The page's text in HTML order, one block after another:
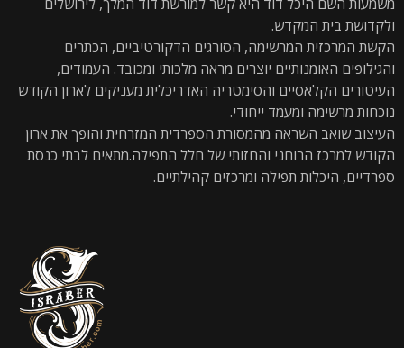
ולקדושת בית המקדש.
הקשת המרכזית המרשימה, הסורגים הדקורטיביים, הכתרים
והגילופים האומנותיים יוצרים מראה מלכותי ומכובד. העמודים,
העיטורים הקלאסיים והסימטריה האדריכלית מעניקים לארון הקודש
נוכחות מרשימה ומעמד ייחודי.
העיצוב שואב השראה מהמסורת הספרדית המזרחית והופך את ארון
הקודש למרכז הרוחני והחזותי של חלל התפילה.מתאים לבתי כנסת
ספרדיים, היכלות תפילה ומרכזים קהילתיים.